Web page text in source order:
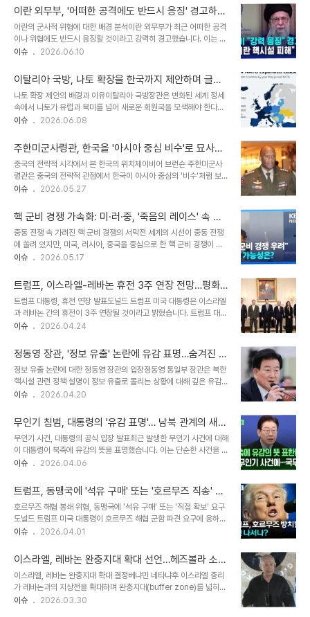
가들은 북한이 기존 분계선을 남쪽으로..
보를 증진시키기 위한 조치로 해석됩니다. 해협 개방 시 예상되는 경제
적 효과합의 서명 직후 해협이 개방되면 기뢰 제거 작업이 시작될 것이
라고 트럼프 대통령은 설명했습니다. 이를 통해 석유 운송이 재개되어
해당 지역과 전 세계에 긍정적인 영향을 미칠 것으로 기대됩니다. 이는
국제 유가 안정에도 기여할 수 있습니다. 트럼프 대통령의 합의에 대한
올 것이라고 강조했습니다...
이란 외무부, '어떠한 공격에도 반드시 응징' 경고하며
긴장 고조
이란의 군사적 위협에 대한 배경 분석이란 외무부가 최근 어떠한 공격
이나 위협에도 반드시 응징할 것이라고 강력히 경고했습니다. 이는 중
동 지역의 지정학적 긴장이 더욱 고조될 수 있음을 시사합니다. 해당
다. 국제 사회의 대응 및 전망국제 사회는 이란의 이러한 발언에 대해
예의주시하고 있습니다. 각국은 상황을 면밀히 주시하며 외교적 해결
방안을 모색할 것으로 예상됩니다. 향후 이란의 구체적인 행동에 따라
국제 정세가 크게 요동칠 수 있습니다. 향후 군사적 긴장 완화 방안이
란의 군사적 위협 발언은 역내 안정을 해칠 수 있는 중대한 사안입니
을 찾는 데 집중해야 합니다. 이..
이슈 2026.06.10
이탈리아 국방, 나토 확장을 한국까지 제안하며 글로
벌 안보 재편 촉구
나토 확장 제안의 배경과 이유이탈리아 국방장관은 변화된 세계 정세
속에서 나토가 유럽과 북미를 넘어 새로운 회원국을 모색해야 한다고
주장했습니다. 과거 일부 지역의 안정을 위해 결성되었던 나토는 이제
니다. '북반구 엘리트'의 클럽으로 남아서는 안 된다는 점을 분명히 했
습니다. 구체적인 확장 방안 및 유럽 안보 강화이탈리아 국방장관은 호
주, 브라질, 인도, 일본, 한국 등 비유럽 국가들을 나토의 새로운 회원
국으로 고려해야 한다고 제안했습니다. 또한, 유럽연합 회원국과 영국,
노르웨이, 튀르키예, 우크라이나 등 유럽 국가들이 참여하는 새로운 유
주도의 방위 체계를 구축하..
이슈 2026.06.08
주한미군사령관, 한국을 '아시아 중심 비수'로 묘사하
며 중국 견제 전략 강조
중국의 전략적 시각에서 본 한국의 위치제이비어 브런슨 주한미군사
령관은 중국의 전략적 관점에서 한국이 아시아 중심의 '비수'처럼 보일
것이라고 분석했습니다. 이는 중국이 동부 해안에서 바라볼 때 한국이
은 한국의 지정학적 중요성과 함께 중국의 경계심을 반영하는 것으로
해석됩니다. 한미동맹의 대중국 견제 역할과 협력 강화브런슨 사령관
은 한미동맹의 대중국 견제 역할을 지속적으로 강조해왔습니다. 특히,
'동맹 현대화'라는 표제어 아래 한미 간 협력을 강화하고 있습니다. 최
근에는 삼성과의 협력을 통해 통신망의 안정성을 확보하는 클라우드
한 소통을 보장하기 위한 조치입니다. ..
이슈 2026.05.27
핵 군비 경쟁 가속화: 미·러·중, '죽음의 레이스' 속 붕
괴 위기 맞은 핵 억제 체제
중동 전쟁 속 가려진 핵 군비 경쟁의 서막전 세계의 시선이 중동 전쟁
에 쏠려 있지만, 미국, 러시아, 중국을 중심으로 한 핵 군비 경쟁이 치
열하게 전개되고 있습니다. 각국은 변화된 안보 환경 속에서 '각자도
직면했습니다. 러시아의 신형 ICBM 시험 발사 성공과 미래 무기 개발
러시아는 최근 핵탄두 10여 개를 탑재할 수 있는 신형 대륙간탄도미사
일(ICBM) 시험 발사에 성공했다고 발표했습니다. 이 미사일은 3만 5
천km 이상의 사거리와 두 배 향상된 정확도를 자랑하며, 미래의 어떠
한 방공망도 뚫을 수 있다고 강조했습니다. 또한, 소형 핵 추진 수중 드
리 단계에 ..
이슈 2026.05.17
트럼프, 이스라엘-레바논 휴전 3주 연장 전망…평화
위한 역사적 발걸음
트럼프 대통령, 휴전 연장 발표도널드 트럼프 미국 대통령은 이스라엘
과 레바논 간의 휴전이 3주 연장될 것이라고 밝혔습니다. 트럼프 대통
령은 소셜미디어 트루스소셜을 통해 직접 백악관 집무실에서 이스라
지난 14일 워싱턴DC에서 열린 33년 만의 첫 고위급 회담 이후 9일
만에 이루어진 두 번째 회담입니다. 평화 중재 노력의 진전이번 회담은
매우 성공적으로 진행되었으며, 미국은 레바논이 헤즈볼라로부터 스
스로를 보호할 수 있도록 지원할 것이라고 트럼프 대통령은 강조했습
니다. 회담에는 JD 밴스 부통령, 마코 루비오 국무장관, 마이크 허커
들이 중재 역할로 참여하여 평화적인 ..
이슈 2026.04.24
정동영 장관, '정보 유출' 논란에 유감 표명…숨겨진 의
혹 제기
정보 유출 논란에 대한 정동영 장관의 입장정동영 통일부 장관은 북한
핵시설 관련 정책 설명이 정보 유출로 몰리는 상황에 대해 깊은 유감을
표했습니다. 장관은 북핵 문제의 심각성을 알리기 위한 정책 설명이었
단순히 정책 발표를 넘어, 국가 안보와 관련된 민감한 사안을 다루는
과정에서 발생한 소통의 문제를 드러냅니다. 공개된 정보와 '느닷없는'
문제 제기정 장관은 구성 지역이 핵시설 소재지로 지목된 것은 과거 미
국의 싱크탱크 보고서와 국내 언론 보도를 통해 이미 알려진 사실이라
고 강조했습니다. 또한, 지난해 인사청문회에서도 해당 내용을 언급했
달이 지난 시점에서 갑자기 이 ..
이슈 2026.04.20
무인기 침범, 대통령의 '유감 표명'… 남북 관계의 새로
운 국면?
무인기 사건, 대통령의 공식 입장 발표최근 발생한 무인기 사건에 대해
이 대통령이 북측에 유감의 뜻을 표명했습니다. 이는 단순한 사건을 넘
어 남북 관계에 미칠 파장에 대한 깊은 고민을 담고 있습니다. 이번 발
다. 엇갈리는 남북 관계, 평화의 길은?이번 유감 표명은 경색된 남북
관계 속에서 평화적인 해결을 모색하려는 의지로 해석됩니다. 하지만
북측의 반응에 따라 상황은 달라질 수 있으며, 앞으로의 남북 관계는
더욱 복잡한 양상을 띨 것으로 예상됩니다. 우리는 이 사건을 통해 긴
장 완화와 상호 신뢰 구축의 중요성을 다시 한번 깨닫게 됩니다. 국민
폭시키는 계기가 ..
이슈 2026.04.06
트럼프, 동맹국에 '석유 구매' 또는 '호르무즈 직송' 압
박: 프랑스까지 저격
호르무즈 해협 봉쇄 위협, 동맹국에 '석유 구매' 또는 '직접 확보' 요구
도널드 트럼프 미국 대통령이 호르무즈 해협 군함 파견 요구에 응하지
않는 동맹국들을 향해 미국에서 석유를 사거나 호르무즈 해협에서 직
(SNS) 트루스소셜에 올린 글에서 "호르무즈 해협 때문에 항공유를 구
하지 못하고 있는 모든 국가들, 가령 이란 (지도부) 참수에 참여하길
거부했던 영국 같은 나라들에 제안을 하나 하겠다"며 "첫째, 미국에서
사 가라. 우리에게는 충분히 많다"고 밝혔습니다. 이어 "둘째, 뒤늦은
용기라도 내서 (호르무즈) 해협으로 가라. 그리고 그것을(석유를) 가져
이슈 2026.04.01
이스라엘, 레바논 완충지대 확대 선언…헤즈볼라 소탕
작전 강화
이스라엘, 레바논 완충지대 확대 결정베냐민 네타냐후 이스라엘 총리
가 레바논과의 지상전을 확대하며 완충지대(buffer zone)를 넓히라
고 지시했습니다. 이는 헤즈볼라의 침공 위협을 완전히 제거하고 대전
이슈 2026.03.30